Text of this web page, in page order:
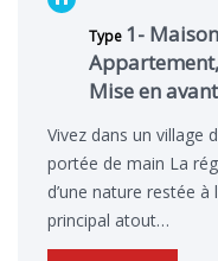
Type 1-
Appartement,
Mise en avant
Vivez dans un village
portée de main La
d’une nature restée à
principal atout…